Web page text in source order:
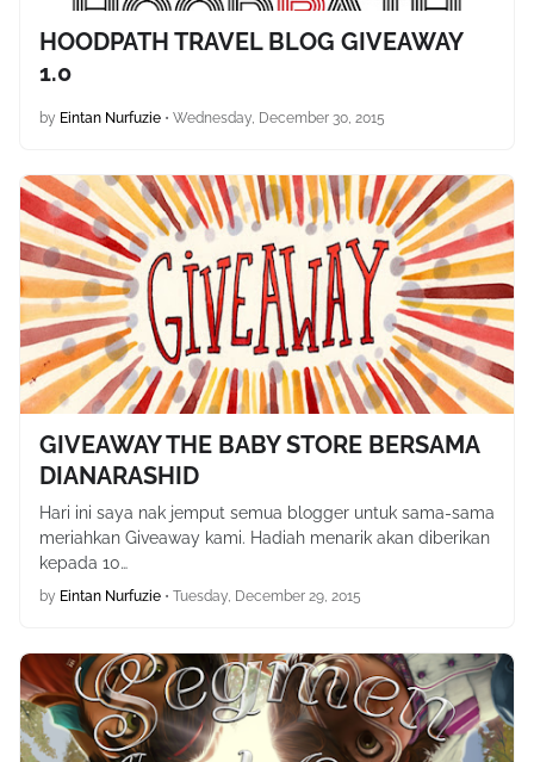
HOODPATH TRAVEL BLOG GIVEAWAY
1.0
by Eintan Nurfuzie • Wednesday, December 30, 2015
GIVEAWAY THE BABY STORE BERSAMA
DIANARASHID
Hari ini saya nak jemput semua blogger untuk sama-sama
meriahkan Giveaway kami. Hadiah menarik akan diberikan
kepada 10…
by Eintan Nurfuzie • Tuesday, December 29, 2015